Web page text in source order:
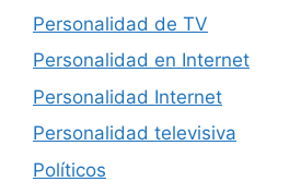
Personalidad de TV
Personalidad en Internet
Personalidad Internet
Personalidad televisiva
Políticos